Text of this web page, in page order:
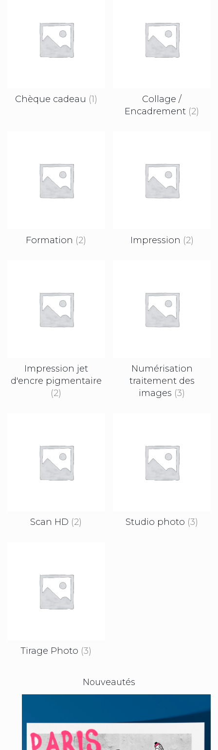
Chèque cadeau (1)
Collage /
Encadrement (2)
Formation (2) Impression (2)
Impression jet
d'encre pigmentaire
(2)
Numérisation
traitement des
images (3)
Scan HD (2) Studio photo (3)
Tirage Photo (3)
Nouveautés